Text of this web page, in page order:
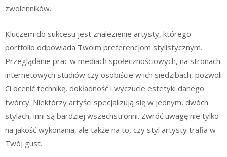
zwolenników.
Kluczem do sukcesu jest znalezienie artysty, którego
portfolio odpowiada Twoim preferencjom stylistycznym.
Przeglądanie prac w mediach społecznościowych, na stronach
internetowych studiów czy osobiście w ich siedzibach, pozwoli
Ci ocenić technikę, dokładność i wyczucie estetyki danego
twórcy. Niektórzy artyści specjalizują się w jednym, dwóch
stylach, inni są bardziej wszechstronni. Zwróć uwagę nie tylko
na jakość wykonania, ale także na to, czy styl artysty trafia w
Twój gust.